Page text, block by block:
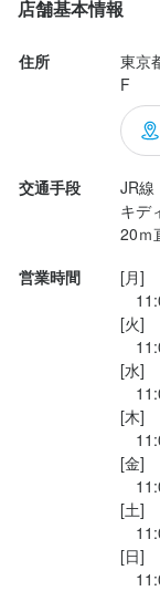
らは好きなピザ、ド
フード店にしては
フライドポテ...
店舗基本情報
住所
東京
F
交通手段
JR線
キデ
営業時間
[月]
[火]
[水]
[木]
[金]
[土]
[日]
お店の採用
少しでも興味をお
ご応募を心よりお
店名
PIZZERIA
東京都新宿区新宿
法人名・事業者名
株式会社SUGARMAN
最終更新日2025/11/07